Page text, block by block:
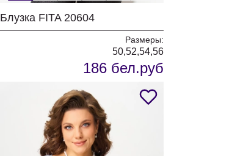
Блузка FITA 20604
Размеры:
50,52,54,56
186 бел.руб